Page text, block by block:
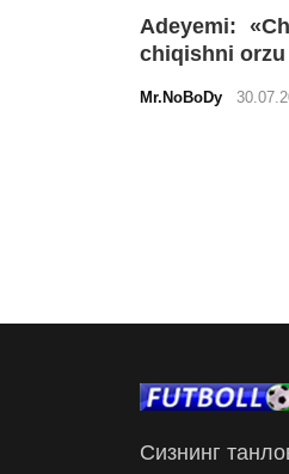
Adeyemi:
chiqishni
Mr.NoBoDy
Сизнинг